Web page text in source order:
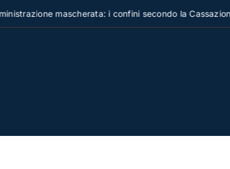
mascherata: i confini secondo la Cassazione